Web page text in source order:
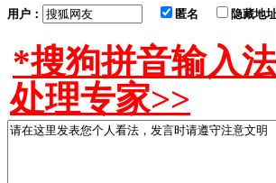
用户： 匿名 隐藏地
*搜狗拼音输入
处理专家>>